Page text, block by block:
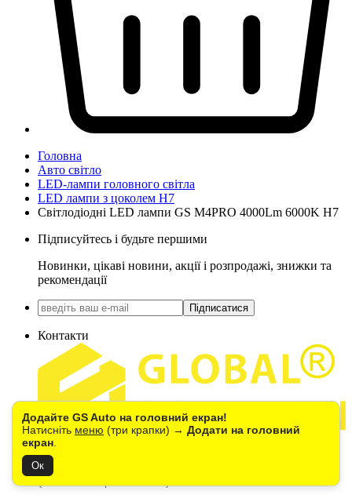
Додайте GS Auto на головний екран!
Натисніть меню (три крапки) → Додати на головний
екран
Ок
Головна
Авто світло
LED-лампи головного світла
LED лампи з цоколем H7
Світлодіодні LED лампи GS M4PRO 4000Lm 6000K H7
Підписуйтесь і будьте першими
Новинки, цікаві новини, акції і розпродажі, знижки та
рекомендації
Підписатися
Контакти
+38(067) 390-48-85
м.Київ, вул. Кільцева 1В